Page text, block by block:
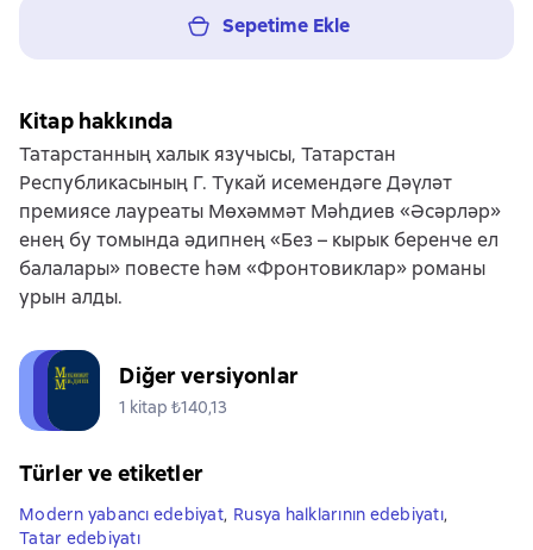
Sepetime Ekle
Kitap hakkında
Татарстанның халык язучысы, Татарстан
Республикасының Г. Тукай исемендәге Дәүләт
премиясе лауреаты Мөхәммәт Мәһдиев «Әсәрләр»
енең бу томында әдипнең «Без – кырык беренче ел
балалары» повесте һәм «Фронтовиклар» романы
урын алды.
Diğer versiyonlar
1 kitap ₺140,13
Türler ve etiketler
Modern yabancı edebiyat, Rusya halklarının edebiyatı,
Tatar edebiyatı